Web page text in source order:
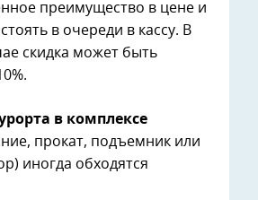
преимущество в цене и
в очереди в кассу. В
скидка может быть
в комплексе
прокат, подъемник или
иногда обходятся